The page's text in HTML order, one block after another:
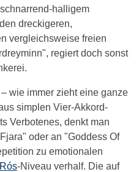
halligem
dreckigeren,
vergleichsweise freien
regiert doch sonst
wie immer zieht eine ganze
simplen Vier-Akkord-
Verbotenes, denkt man
oder an "Goddess Of
zu emotionalen
-Niveau verhalf. Die auf